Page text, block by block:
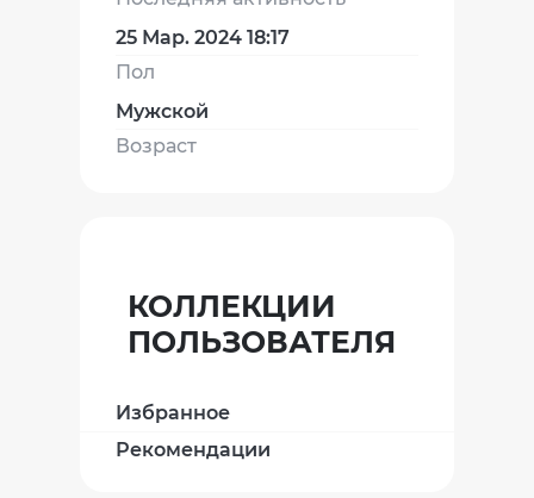
25 Мар. 2024 18:17
Пол
Мужской
Возраст
КОЛЛЕКЦИИ
ПОЛЬЗОВАТЕЛЯ
Избранное
Рекомендации